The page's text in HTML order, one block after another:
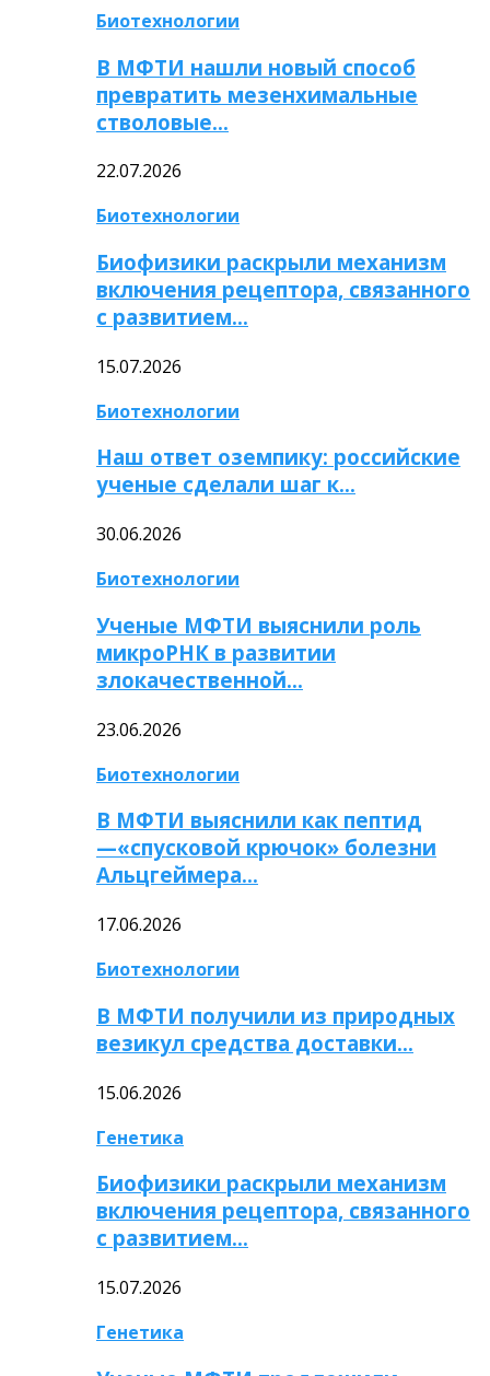
Биотехнологии
В МФТИ нашли новый способ
превратить мезенхимальные
стволовые…
22.07.2026
Биотехнологии
Биофизики раскрыли механизм
включения рецептора, связанного
с развитием…
15.07.2026
Биотехнологии
Наш ответ оземпику: российские
ученые сделали шаг к…
30.06.2026
Биотехнологии
Ученые МФТИ выяснили роль
микроРНК в развитии
злокачественной…
23.06.2026
Биотехнологии
В МФТИ выяснили как пептид
—«спусковой крючок» болезни
Альцгеймера…
17.06.2026
Биотехнологии
В МФТИ получили из природных
везикул средства доставки…
15.06.2026
Генетика
Биофизики раскрыли механизм
включения рецептора, связанного
с развитием…
15.07.2026
Генетика